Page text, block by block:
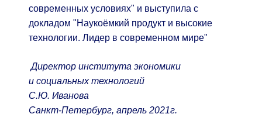
современных условиях" и выступила с
докладом "Наукоёмкий продукт и высокие
технологии. Лидер в современном мире"
Директор института экономики
и социальных технологий
С.Ю. Иванова
Санкт-Петербург, апрель 2021г.